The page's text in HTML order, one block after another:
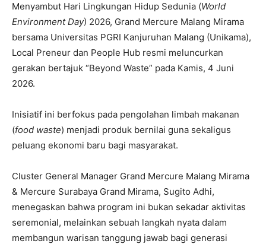
Menyambut Hari Lingkungan Hidup Sedunia (World
Environment Day) 2026, Grand Mercure Malang Mirama
bersama Universitas PGRI Kanjuruhan Malang (Unikama),
Local Preneur dan People Hub resmi meluncurkan
gerakan bertajuk “Beyond Waste” pada Kamis, 4 Juni
2026.
Inisiatif ini berfokus pada pengolahan limbah makanan
(food waste) menjadi produk bernilai guna sekaligus
peluang ekonomi baru bagi masyarakat.
Cluster General Manager Grand Mercure Malang Mirama
& Mercure Surabaya Grand Mirama, Sugito Adhi,
menegaskan bahwa program ini bukan sekadar aktivitas
seremonial, melainkan sebuah langkah nyata dalam
membangun warisan tanggung jawab bagi generasi